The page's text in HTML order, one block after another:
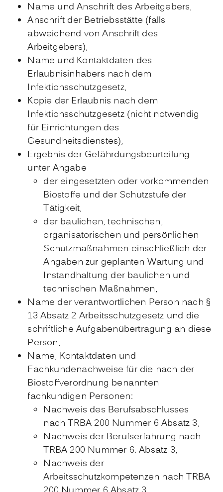
Name und Anschrift des Arbeitgebers,
Anschrift der Betriebsstätte (falls
abweichend von Anschrift des
Arbeitgebers),
Name und Kontaktdaten des
Erlaubnisinhabers nach dem
Infektionsschutzgesetz,
Kopie der Erlaubnis nach dem
Infektionsschutzgesetz (nicht notwendig
für Einrichtungen des
Gesundheitsdienstes),
Ergebnis der Gefährdungsbeurteilung
unter Angabe
der eingesetzten oder vorkommenden
Biostoffe und der Schutzstufe der
Tätigkeit,
der baulichen, technischen,
organisatorischen und persönlichen
Schutzmaßnahmen einschließlich der
Angaben zur geplanten Wartung und
Instandhaltung der baulichen und
technischen Maßnahmen,
Name der verantwortlichen Person nach §
13 Absatz 2 Arbeitsschutzgesetz und die
schriftliche Aufgabenübertragung an diese
Person,
Name, Kontaktdaten und
Fachkundenachweise für die nach der
Biostoffverordnung benannten
fachkundigen Personen:
Nachweis des Berufsabschlusses
nach TRBA 200 Nummer 6 Absatz 3,
Nachweis der Berufserfahrung nach
TRBA 200 Nummer 6. Absatz 3,
Nachweis der
Arbeitsschutzkompetenzen nach TRBA